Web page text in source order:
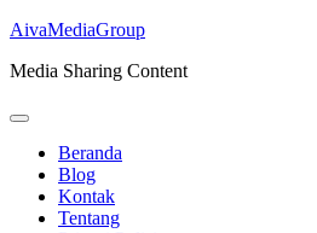
AivaMediaGroup
Media Sharing Content
Beranda
Blog
Kontak
Tentang